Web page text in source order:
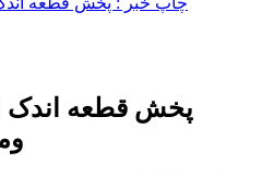
پخش قطعه اندک